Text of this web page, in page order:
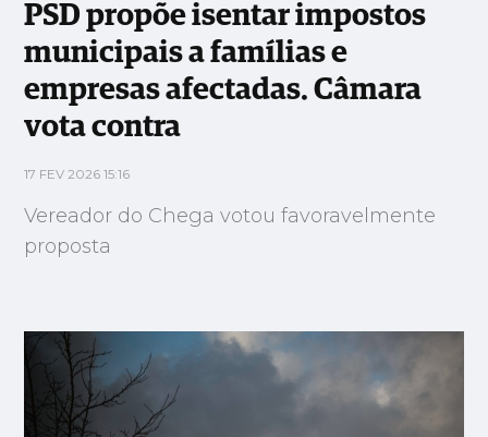
PSD propõe isentar impostos
municipais a famílias e
empresas afectadas. Câmara
vota contra
17 FEV 2026 15:16
Vereador do Chega votou favoravelmente
proposta